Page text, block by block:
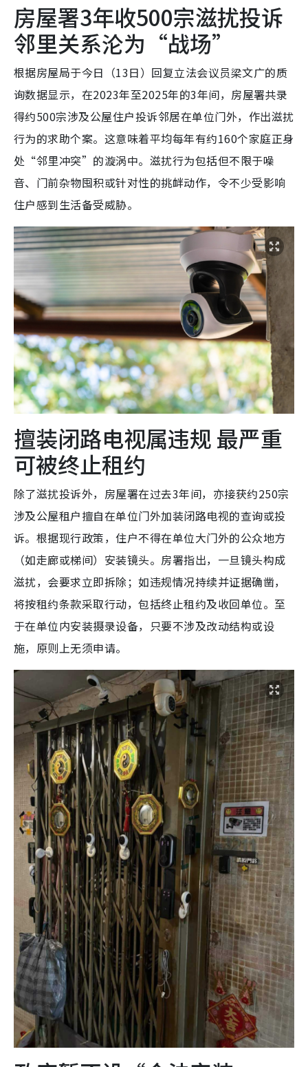
房屋署3年收500宗滋扰投诉
邻里关系沦为“战场”
根据房屋局于今日（13日）回复立法会议员梁文广的质
询数据显示，在2023年至2025年的3年间，房屋署共录
得约500宗涉及公屋住户投诉邻居在单位门外，作出滋扰
行为的求助个案。这意味着平均每年有约160个家庭正身
处“邻里冲突”的漩涡中。滋扰行为包括但不限于噪
音、门前杂物囤积或针对性的挑衅动作，令不少受影响
住户感到生活备受威胁。
擅装闭路电视属违规 最严重
可被终止租约
除了滋扰投诉外，房屋署在过去3年间，亦接获约250宗
涉及公屋租户擅自在单位门外加装闭路电视的查询或投
诉。根据现行政策，住户不得在单位大门外的公众地方
（如走廊或梯间）安装镜头。房署指出，一旦镜头构成
滋扰，会要求立即拆除；如违规情况持续并证据确凿，
将按租约条款采取行动，包括终止租约及收回单位。至
于在单位内安装摄录设备，只要不涉及改动结构或设
施，原则上无须申请。